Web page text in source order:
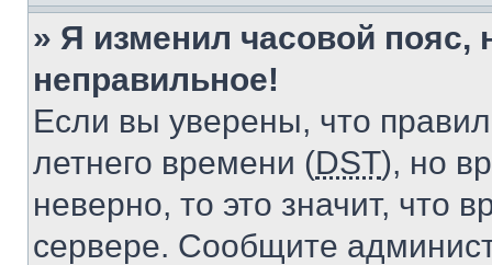
» Я изменил часовой пояс,
неправильное!
Если вы уверены, что
летнего времени (DST), но
неверно, то это значит, что
сервере. Сообщите